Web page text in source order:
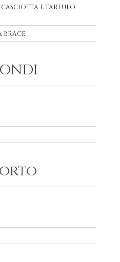
E TARTUFO
BRACE